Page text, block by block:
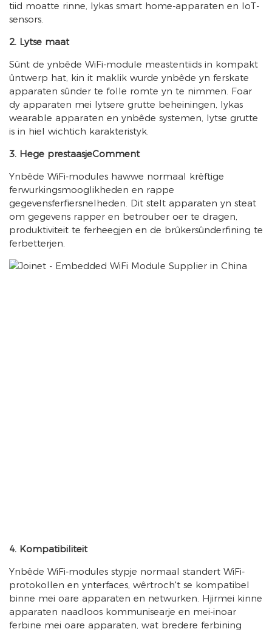
tiid moatte rinne, lykas smart home-apparaten en IoT-
sensors.
2. Lytse maat
Sûnt de ynbêde WiFi-module meastentiids in kompakt
ûntwerp hat, kin it maklik wurde ynbêde yn ferskate
apparaten sûnder te folle romte yn te nimmen. Foar
dy apparaten mei lytsere grutte beheiningen, lykas
wearable apparaten en ynbêde systemen, lytse grutte
is in hiel wichtich karakteristyk.
3. Hege prestaasjeComment
Ynbêde WiFi-modules hawwe normaal krêftige
ferwurkingsmooglikheden en rappe
gegevensferfiersnelheden. Dit stelt apparaten yn steat
om gegevens rapper en betrouber oer te dragen,
produktiviteit te ferheegjen en de brûkersûnderfining te
ferbetterjen.
4. Kompatibiliteit
Ynbêde WiFi-modules stypje normaal standert WiFi-
protokollen en ynterfaces, wêrtroch't se kompatibel
binne mei oare apparaten en netwurken. Hjirmei kinne
apparaten naadloos kommunisearje en mei-inoar
ferbine mei oare apparaten, wat bredere ferbining